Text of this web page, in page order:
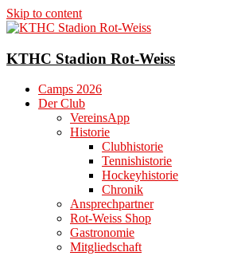
Skip to content
KTHC Stadion Rot-Weiss
Camps 2026
Der Club
VereinsApp
Historie
Clubhistorie
Tennishistorie
Hockeyhistorie
Chronik
Ansprechpartner
Rot-Weiss Shop
Gastronomie
Mitgliedschaft